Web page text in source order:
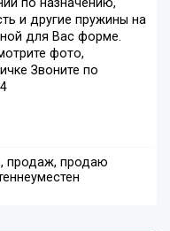
по назначению,
и другие пружины на
для Вас форме.
фото,
Звоните по
продаж, продаю
неуместен